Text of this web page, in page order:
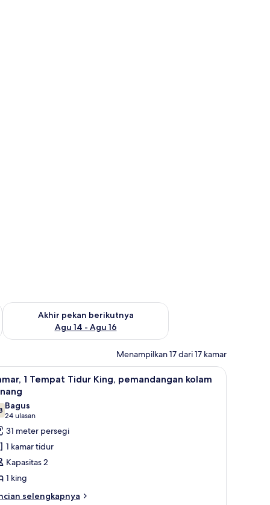
Agu 7 - Agu 9
Akhir pekan berikutnya
Agu 14 - Agu 16
Periksa ketersediaan untuk akhir pekan berikutnya Agu 14 -
Menampilkan 17 dari 17 kamar
brankas, dan meja kerja Seprai premium, bantalan ekstra lembut,
8
1 Tempat Tidur King, pemandangan kolam
dari 10
Bagus
24 ulasan
(24
ulasan)
31 meter persegi
1 kamar tidur
Kapasitas 2
1 king
selengkapnya